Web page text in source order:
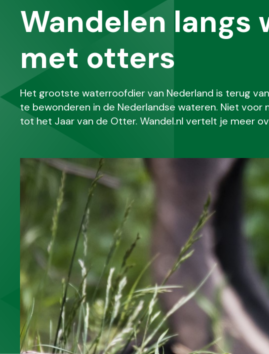
Wandelen langs
met otters
Het grootste waterroofdier van Nederland is terug
te bewonderen in de Nederlandse wateren. Niet voor
tot het Jaar van de Otter. Wandel.nl vertelt je meer